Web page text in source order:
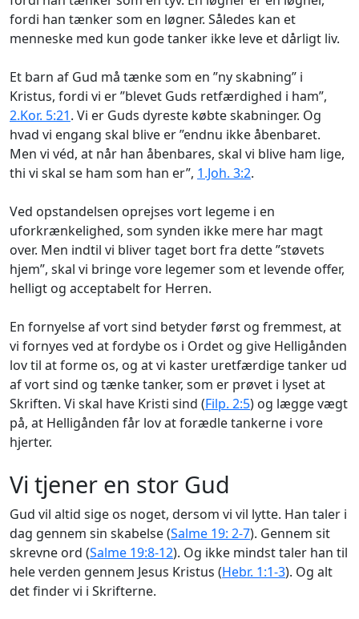
fordi han tænker som en løgner. Således kan et
menneske med kun gode tanker ikke leve et dårligt liv.
Et barn af Gud må tænke som en ”ny skabning” i
Kristus, fordi vi er ”blevet Guds retfærdighed i ham”,
2.Kor. 5:21. Vi er Guds dyreste købte skabninger. Og
hvad vi engang skal blive er ”endnu ikke åbenbaret.
Men vi véd, at når han åbenbares, skal vi blive ham lige,
thi vi skal se ham som han er”, 1.Joh. 3:2.
Ved opstandelsen oprejses vort legeme i en
uforkrænkelighed, som synden ikke mere har magt
over. Men indtil vi bliver taget bort fra dette ”støvets
hjem”, skal vi bringe vore legemer som et levende offer,
helligt og acceptabelt for Herren.
En fornyelse af vort sind betyder først og fremmest, at
vi fornyes ved at fordybe os i Ordet og give Helligånden
lov til at forme os, og at vi kaster uretfærdige tanker ud
af vort sind og tænke tanker, som er prøvet i lyset at
Skriften. Vi skal have Kristi sind (Filp. 2:5) og lægge vægt
på, at Helligånden får lov at forædle tankerne i vore
hjerter.
Vi tjener en stor Gud
Gud vil altid sige os noget, dersom vi vil lytte. Han taler i
dag gennem sin skabelse (Salme 19: 2-7). Gennem sit
skrevne ord (Salme 19:8-12). Og ikke mindst taler han til
hele verden gennem Jesus Kristus (Hebr. 1:1-3). Og alt
det finder vi i Skrifterne.